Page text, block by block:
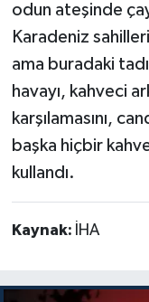
odun ateşinde
Karadeniz
ama buradaki
havayı, kahveci
karşılamasını,
başka hiçbir
kullandı.
Kaynak: İHA